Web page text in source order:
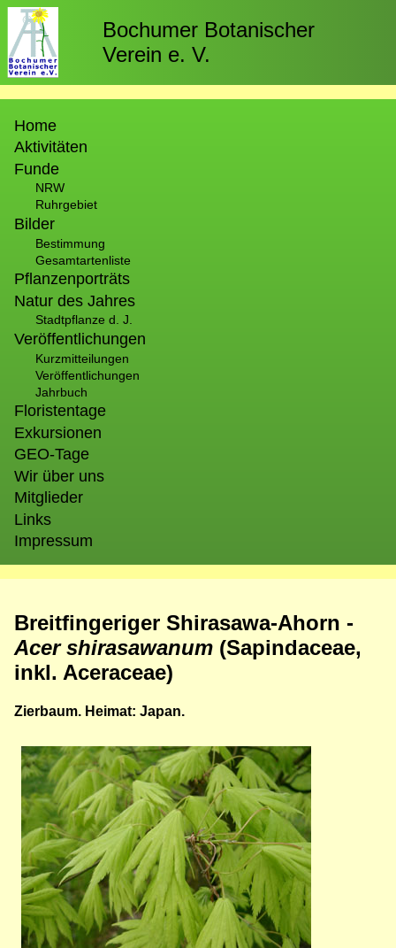
Direkt
zum
Inhalt
Bochumer Botanischer
Verein e. V.
Home
Aktivitäten
Funde
NRW
Ruhrgebiet
Bilder
Bestimmung
Gesamtartenliste
Pflanzenporträts
Natur des Jahres
Stadtpflanze d. J.
Veröffentlichungen
Kurzmitteilungen
Veröffentlichungen
Jahrbuch
Floristentage
Exkursionen
GEO-Tage
Wir über uns
Mitglieder
Links
Impressum
Breitfingeriger Shirasawa-Ahorn -
Acer shirasawanum (Sapindaceae,
inkl. Aceraceae)
Zierbaum. Heimat: Japan.
Bild